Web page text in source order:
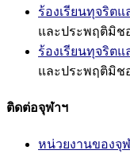
ร้องเรียนทุจริต
และประพฤติมิช
ร้องเรียนทุจริต
และประพฤติมิช
ติดต่อจุฬาฯ
หน่วยงานของจุ